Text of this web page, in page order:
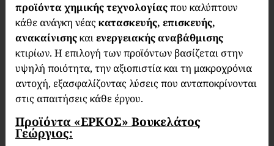
προϊόντα χημικής τεχνολογίαςπου καλύπτουν
κάθε ανάγκη νέας κατασκευής, επισκευής,
ανακαίνισηςκαιενεργειακής αναβάθμισης
κτιρίων. Η επιλογή των προϊόντων βασίζεται στην
υψηλή ποιότητα, την αξιοπιστία και τη μακροχρόνια
αντοχή, εξασφαλίζοντας λύσεις που ανταποκρίνονται
στις απαιτήσεις κάθε έργου.
Προϊόντα «ΕΡΚΟΣ» Βουκελάτος
Γεώργιος: